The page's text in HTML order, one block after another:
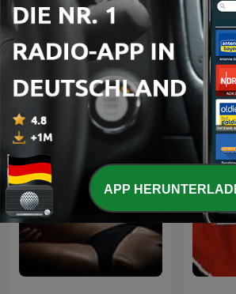
fabelhaften Boomer Boys
Internationale Komödien-
APP